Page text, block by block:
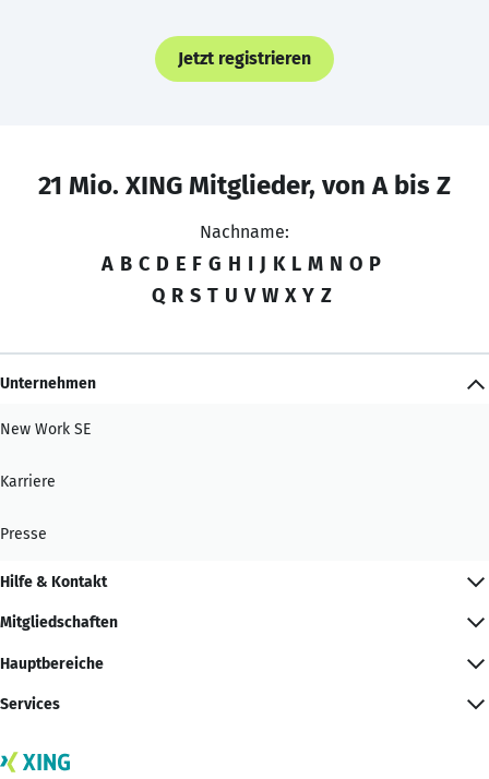
Jetzt registrieren
21 Mio. XING Mitglieder, von A bis Z
Nachname:
A B C D E F G H I J K L M N O P
Q R S T U V W X Y Z
Unternehmen
New Work SE
Karriere
Presse
Hilfe & Kontakt
Mitgliedschaften
Hauptbereiche
Services